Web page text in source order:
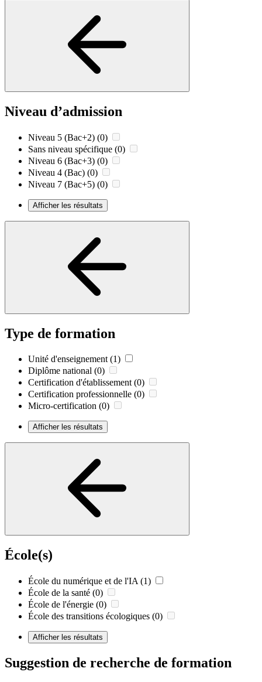
Niveau d’admission
Niveau 5 (Bac+2) (0)
Sans niveau spécifique (0)
Niveau 6 (Bac+3) (0)
Niveau 4 (Bac) (0)
Niveau 7 (Bac+5) (0)
Afficher les résultats
Type de formation
Unité d'enseignement (1)
Diplôme national (0)
Certification d'établissement (0)
Certification professionnelle (0)
Micro-certification (0)
Afficher les résultats
École(s)
École du numérique et de l'IA (1)
École de la santé (0)
École de l'énergie (0)
École des transitions écologiques (0)
Afficher les résultats
Suggestion de recherche de formation